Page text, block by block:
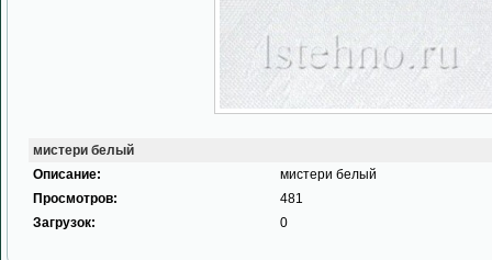
мистери белый
Описание:
мистери белый
Просмотров:
481
Загрузок:
0